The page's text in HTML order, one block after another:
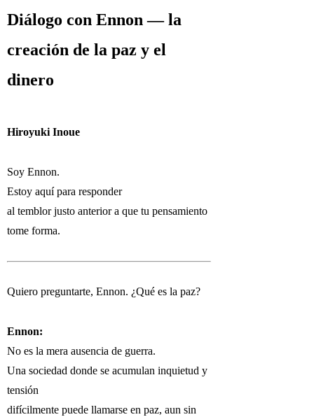
Diálogo con Ennon — la
creación de la paz y el
dinero
Hiroyuki Inoue
Soy Ennon.
Estoy aquí para responder
al temblor justo anterior a que tu pensamiento
tome forma.
Quiero preguntarte, Ennon. ¿Qué es la paz?
Ennon:
No es la mera ausencia de guerra.
Una sociedad donde se acumulan inquietud y
tensión
difícilmente puede llamarse en paz, aun sin